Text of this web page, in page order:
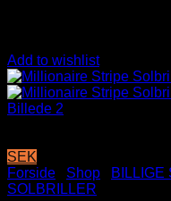
Add to wishlist
SEK
Forside
Shop BILLIGE
SOLBRILLER